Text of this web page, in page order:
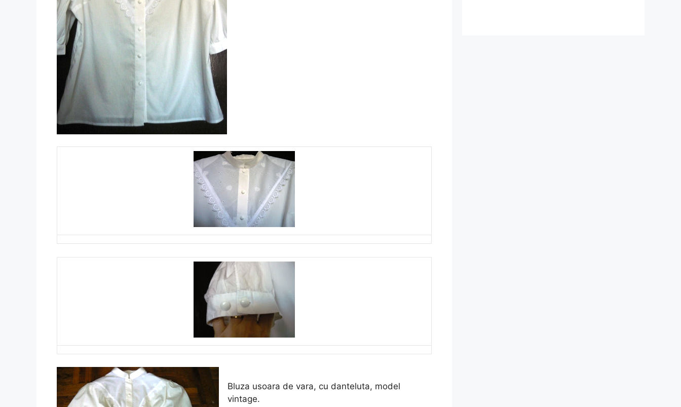
Bluza usoara de vara, cu danteluta, model
vintage.